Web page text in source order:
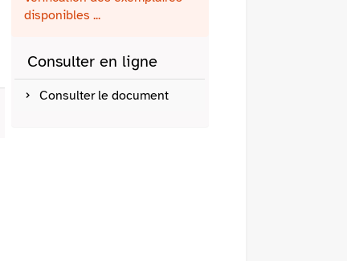
disponibles ...
Consulter en ligne
Consulter le document